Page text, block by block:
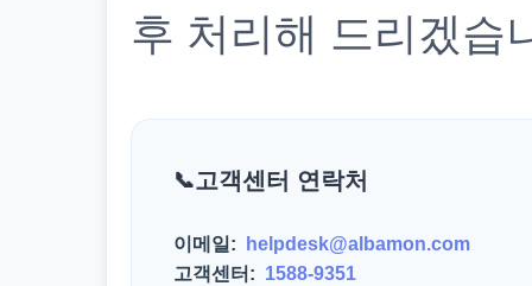
후 처리해 드리겠습
고객센터 연락처
이메일:
helpdesk@albamon.com
고객센터: 1588-9351